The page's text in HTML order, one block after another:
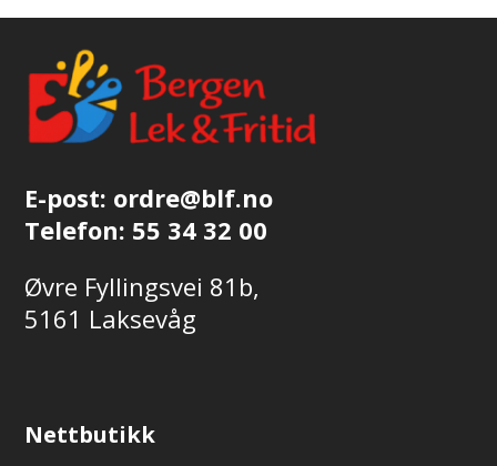
E-post: ordre@blf.no
Telefon: 55 34 32 00
Øvre Fyllingsvei 81b,
5161 Laksevåg
Nettbutikk